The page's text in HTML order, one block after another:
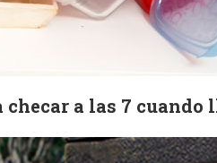
a las 7 cuando